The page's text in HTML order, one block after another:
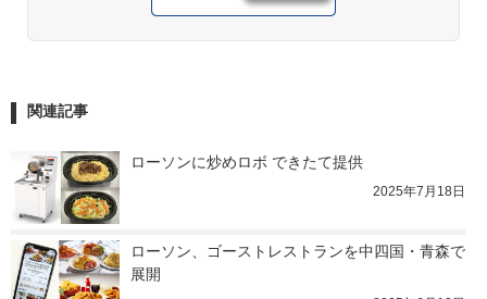
関連記事
ローソンに炒めロボ できたて提供
2025年7月18日
ローソン、ゴーストレストランを中四国・青森で
展開